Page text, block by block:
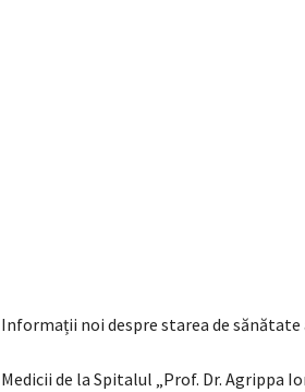
Informații noi despre starea de sănătate
Medicii de la Spitalul „Prof. Dr. Agrippa